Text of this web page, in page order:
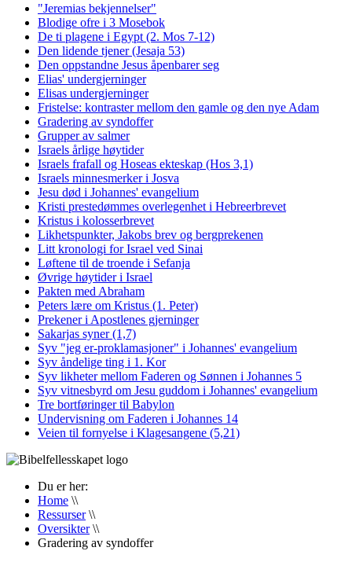
"Jeremias bekjennelser"
Blodige ofre i 3 Mosebok
De ti plagene i Egypt (2. Mos 7-12)
Den lidende tjener (Jesaja 53)
Den oppstandne Jesus åpenbarer seg
Elias' undergjerninger
Elisas undergjerninger
Fristelse: kontraster mellom den gamle og den nye Adam
Gradering av syndoffer
Grupper av salmer
Israels årlige høytider
Israels frafall og Hoseas ekteskap (Hos 3,1)
Israels minnesmerker i Josva
Jesu død i Johannes' evangelium
Kristi prestedømmes overlegenhet i Hebreerbrevet
Kristus i kolosserbrevet
Likhetspunkter, Jakobs brev og bergprekenen
Litt kronologi for Israel ved Sinai
Løftene til de troende i Sefanja
Øvrige høytider i Israel
Pakten med Abraham
Peters lære om Kristus (1. Peter)
Prekener i Apostlenes gjerninger
Sakarjas syner (1,7)
Syv "jeg er-proklamasjoner" i Johannes' evangelium
Syv åndelige ting i 1. Kor
Syv likheter mellom Faderen og Sønnen i Johannes 5
Syv vitnesbyrd om Jesu guddom i Johannes' evangelium
Tre bortføringer til Babylon
Undervisning om Faderen i Johannes 14
Veien til fornyelse i Klagesangene (5,21)
Du er her:
Home \\
Ressurser \\
Oversikter \\
Gradering av syndoffer